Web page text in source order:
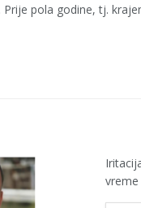
pola godine, tj.